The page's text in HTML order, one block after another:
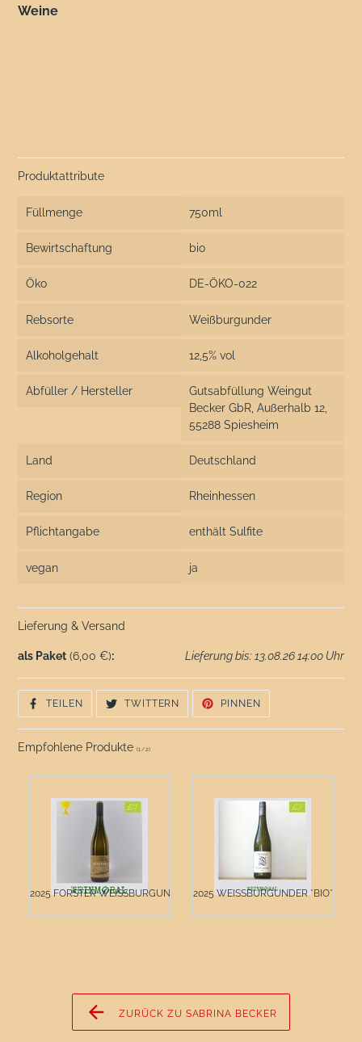
Weine
Produktattribute
Füllmenge 750ml
Bewirtschaftung bio
Öko DE-ÖKO-022
Rebsorte Weißburgunder
Alkoholgehalt 12,5% vol
Abfüller / Hersteller
Gutsabfüllung Weingut
Becker GbR, Außerhalb 12,
55288 Spiesheim
Land Deutschland
Region Rheinhessen
Pflichtangabe enthält Sulfite
vegan ja
Lieferung & Versand
als Paket (6,00 €): Lieferung bis: 13.08.26 14:00 Uhr
TEILENAUF
FACEBOOK
TEILEN
TWITTERN
TWITTER
TWITTERN
PINNEN
PINNEN
Empfohlene Produkte (1 /2)
2025 FORSTER WEISSBURGUNDE... 2025 WEISSBURGUNDER *BIO*
ZURÜCK ZU SABRINA BECKER